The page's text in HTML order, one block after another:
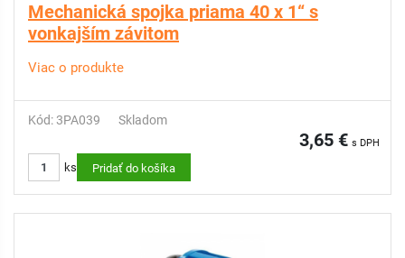
Mechanická spojka priama 40 x 1“ s
vonkajším závitom
Viac o produkte
Kód: 3PA039 Skladom
3,65 € s DPH
ks Pridať do košíka